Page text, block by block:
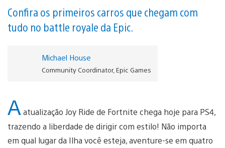
Confira os primeiros carros que chegam com
tudo no battle royale da Epic.
Michael House
Community Coordinator, Epic Games
A atualização Joy Ride de Fortnite chega hoje para PS4,
trazendo a liberdade de dirigir com estilo! Não importa
em qual lugar da Ilha você esteja, aventure-se em quatro